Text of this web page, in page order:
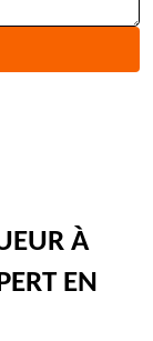
À
EN